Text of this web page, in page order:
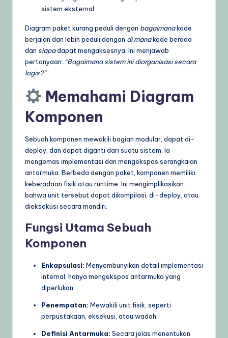
sistem eksternal.
Diagram paket kurang peduli dengan bagaimanakode
berjalan dan lebih peduli dengan di manakode berada
dan siapadapat mengaksesnya. Ini menjawab
pertanyaan: “Bagaimana sistem ini diorganisasi secara
logis?”
Memahami Diagram
Komponen
Sebuah komponen mewakili bagian modular, dapat di-
deploy, dan dapat diganti dari suatu sistem. Ia
mengemas implementasi dan mengekspos serangkaian
antarmuka. Berbeda dengan paket, komponen memiliki
keberadaan fisik atau runtime. Ini mengimplikasikan
bahwa unit tersebut dapat dikompilasi, di-deploy, atau
dieksekusi secara mandiri.
Fungsi Utama Sebuah
Komponen
Enkapsulasi: Menyembunyikan detail implementasi
internal, hanya mengekspos antarmuka yang
diperlukan.
Penempatan: Mewakili unit fisik, seperti
perpustakaan, eksekusi, atau wadah.
Definisi Antarmuka: Secara jelas menentukan